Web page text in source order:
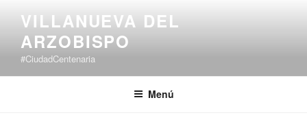
VILLANUEVA DEL
ARZOBISPO
#CiudadCentenaria
Menú